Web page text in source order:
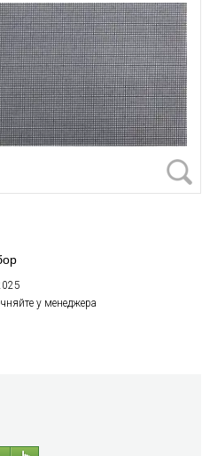
у менеджера